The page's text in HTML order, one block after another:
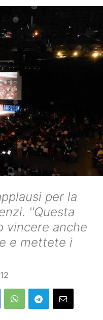
per la
''Questa
vincere anche
e mettete i